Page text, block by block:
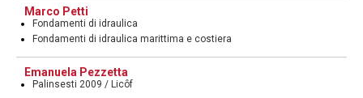
Marco Petti
Fondamenti di idraulica
Fondamenti di idraulica marittima e costiera
Emanuela Pezzetta
Palinsesti 2009 / Licôf